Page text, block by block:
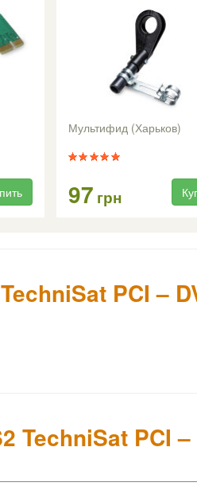
Мультифид (Харьков)
97 грн
PCI –
PCI –